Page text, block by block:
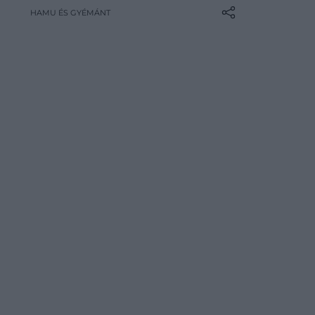
vadonatúj elektromos modelljét, a 0
HAMU ÉS GYÉMÁNT